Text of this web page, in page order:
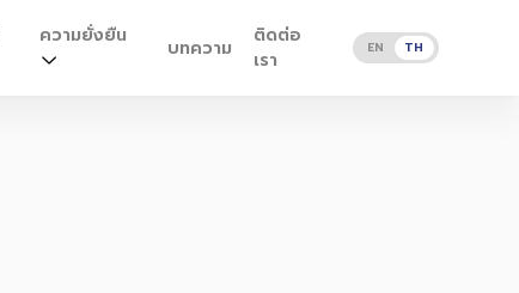
ความยั่งยืน บทความ
ติดต่อ
เรา
EN TH